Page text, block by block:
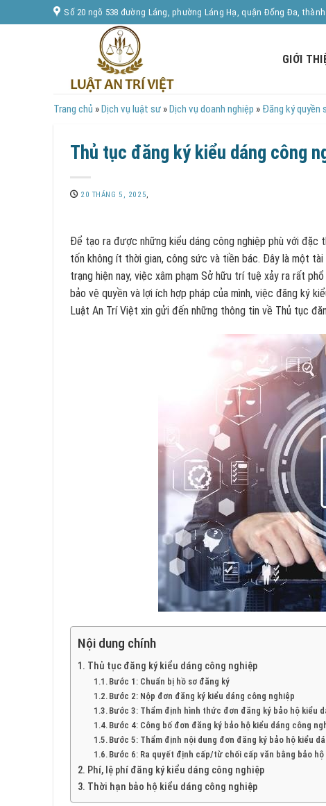
to
Số 20 ngõ 538 đường Láng, phường Láng Hạ, quận Đống Đa,
GIỚI
Trang chủ »Dịch vụ luật sư »Dịch vụ doanh nghiệp » Đăng ký quyền
Thủ tục đăng ký kiểu dáng công
20 THÁNG 5, 2025,
Để tạo ra được những kiểu dáng công nghiệp phù với đặc
tốn không ít thời gian, công sức và tiền bác. Đây là một
trạng hiện nay, việc xâm phạm Sở hữu trí tuệ xảy ra rất
bảo vệ quyền và lợi ích hợp pháp của mình, việc đăng ký
Luật An Trí Việt xin gửi đến những thông tin về Thủ tục
Nội dung chính
Thủ tục đăng ký kiểu dáng công nghiệp
Bước 1: Chuẩn bị hồ sơ đăng ký
Bước 2: Nộp đơn đăng ký kiểu dáng công nghiệp
Bước 3: Thẩm định hình thức đơn đăng ký bảo hộ kiểu
Bước 4: Công bố đơn đăng ký bảo hộ kiểu dáng công
Bước 5: Thẩm định nội dung đơn đăng ký bảo hộ kiểu
Bước 6: Ra quyết định cấp/từ chối cấp văn bằng bảo
Phí, lệ phí đăng ký kiểu dáng công nghiệp
Thời hạn bảo hộ kiểu dáng công nghiệp